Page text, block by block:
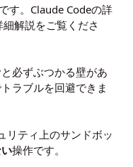
す。Claude Codeの詳
解説 をご覧くださ
必ずぶつかる壁があ
ラブルを回避できま
リティ上のサンドボッ
操作です。